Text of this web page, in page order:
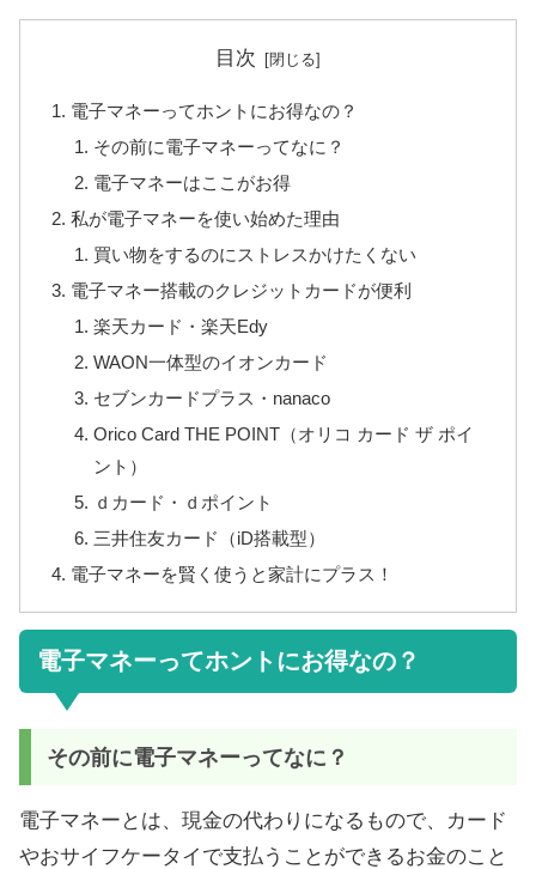
目次
電子マネーってホントにお得なの？
その前に電子マネーってなに？
電子マネーはここがお得
私が電子マネーを使い始めた理由
買い物をするのにストレスかけたくない
電子マネー搭載のクレジットカードが便利
楽天カード・楽天Edy
WAON一体型のイオンカード
セブンカードプラス・nanaco
Orico Card THE POINT（オリコ カード ザ ポイ
ント）
ｄカード・ｄポイント
三井住友カード（iD搭載型）
電子マネーを賢く使うと家計にプラス！
電子マネーってホントにお得なの？
その前に電子マネーってなに？
電子マネーとは、現金の代わりになるもので、カード
やおサイフケータイで支払うことができるお金のこと